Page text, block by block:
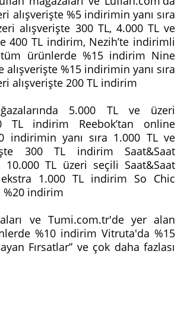
alışverişte %5 indirimin yanı sıra
alışverişte 300 TL, 4.000 TL ve
400 TL indirim, Nezih’te indirimli
ürünlerde %15 indirim Nine
alışverişte %15 indirimin yanı sıra
alışverişte 200 TL indirim
5.000 TL ve üzeri
TL indirim Reebok’tan online
indirimin yanı sıra 1.000 TL ve
300 TL indirim Saat&Saat
10.000 TL üzeri seçili Saat&Saat
1.000 TL indirim So Chic
%20 indirim
ve Tumi.com.tr'de yer alan
%10 indirim Vitruta'da %15
Fırsatlar” ve çok daha fazlası